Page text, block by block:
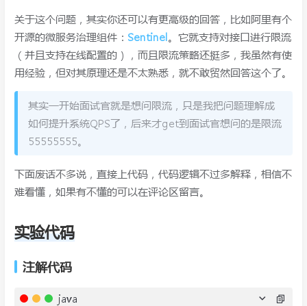
关于这个问题，其实你还可以有更高级的回答，比如阿里有个
开源的微服务治理组件： Sentinel。它就支持对接口进行限流
（并且支持在线配置的），而且限流策略还挺多，我虽然有使
用经验，但对其原理还是不太熟悉，就不敢贸然回答这个了。
其实一开始面试官就是想问限流，只是我把问题理解成
如何提升系统QPS了，后来才get到面试官想问的是限流
55555555。
下面废话不多说，直接上代码，代码逻辑不过多解释，相信不
难看懂，如果有不懂的可以在评论区留言。
实验代码
注解代码
java